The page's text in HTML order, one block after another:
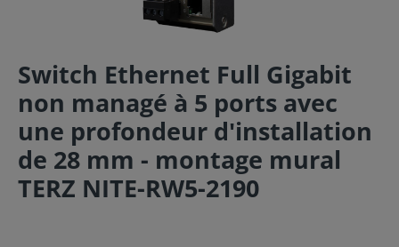
Switch Ethernet Full Gigabit
non managé à 5 ports avec
une profondeur d'installation
de 28 mm - montage mural
TERZ NITE-RW5-2190